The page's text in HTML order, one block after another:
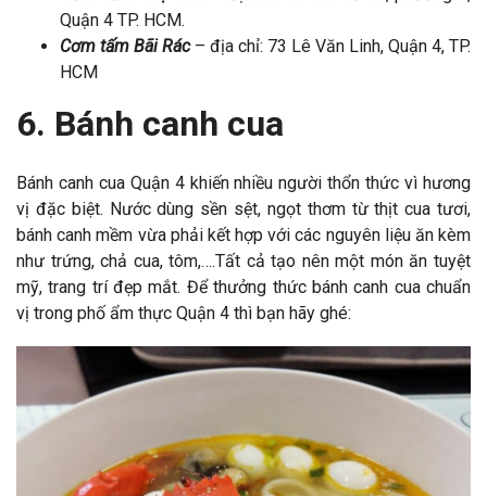
Quận 4 TP. HCM.
Cơm tấm Bãi Rác– địa chỉ: 73 Lê Văn Linh, Quận 4, TP.
HCM
6. Bánh canh cua
Bánh canh cua Quận 4 khiến nhiều người thổn thức vì hương
vị đặc biệt. Nước dùng sền sệt, ngọt thơm từ thịt cua tươi,
bánh canh mềm vừa phải kết hợp với các nguyên liệu ăn kèm
như trứng, chả cua, tôm,….Tất cả tạo nên một món ăn tuyệt
mỹ, trang trí đẹp mắt. Để thưởng thức bánh canh cua chuẩn
vị trong phố ẩm thực Quận 4 thì bạn hãy ghé: